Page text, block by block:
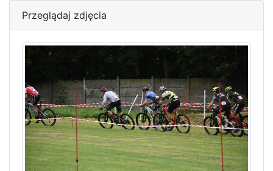
Przeglądaj zdjęcia